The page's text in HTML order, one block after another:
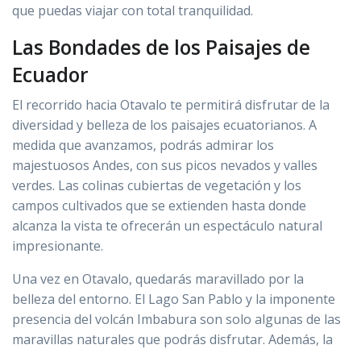
que puedas viajar con total tranquilidad.
Las Bondades de los Paisajes de
Ecuador
El recorrido hacia Otavalo te permitirá disfrutar de la
diversidad y belleza de los paisajes ecuatorianos. A
medida que avanzamos, podrás admirar los
majestuosos Andes, con sus picos nevados y valles
verdes. Las colinas cubiertas de vegetación y los
campos cultivados que se extienden hasta donde
alcanza la vista te ofrecerán un espectáculo natural
impresionante.
Una vez en Otavalo, quedarás maravillado por la
belleza del entorno. El Lago San Pablo y la imponente
presencia del volcán Imbabura son solo algunas de las
maravillas naturales que podrás disfrutar. Además, la